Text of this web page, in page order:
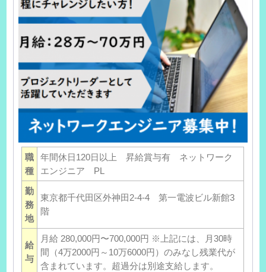
職
種
年間休日120日以上 昇給賞与有 ネットワーク
エンジニア PL
勤
務
地
東京都千代田区外神田2-4-4 第一電波ビル新館3
階
給
与
月給 280,000円〜700,000円 ※上記には、月30時
間（4万2000円～10万6000円）のみなし残業代が
含まれています。超過分は別途支給します。